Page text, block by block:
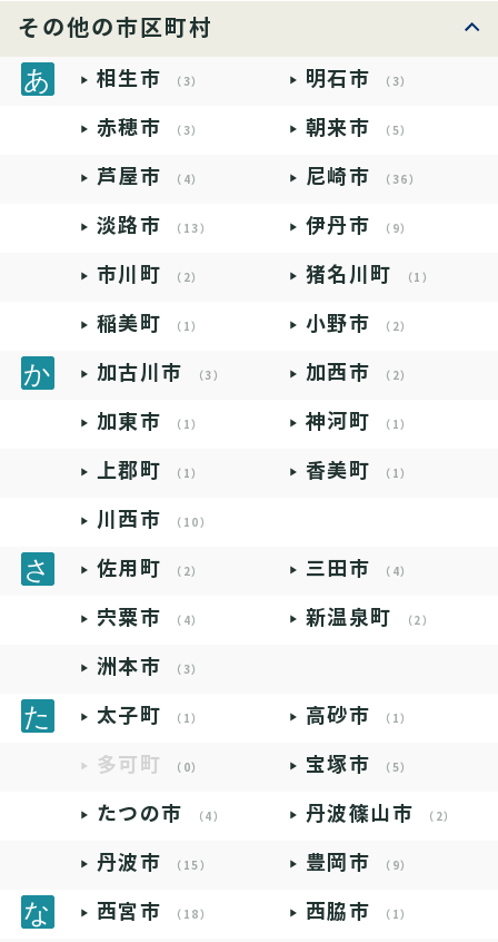
その他の市区町村
相生市 （3） 明石市 （3）
赤穂市 （3） 朝来市 （5）
芦屋市 （4） 尼崎市 （36）
淡路市 （13） 伊丹市 （9）
市川町 （2） 猪名川町 （1）
稲美町 （1） 小野市 （2）
加古川市 （3） 加西市 （2）
加東市 （1） 神河町 （1）
上郡町 （1） 香美町 （1）
川西市 （10）
佐用町 （2） 三田市 （4）
宍粟市 （4） 新温泉町 （2）
洲本市 （3）
太子町 （1） 高砂市 （1）
多可町 （0） 宝塚市 （5）
たつの市 （4） 丹波篠山市 （2）
丹波市 （15） 豊岡市 （9）
西宮市 （18） 西脇市 （1）